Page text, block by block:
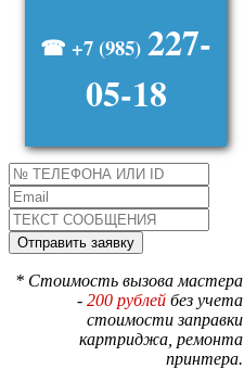
☎ +7 (985) 227-
05-18
* Стоимость вызова мастера
- 200 рублей без учета
стоимости заправки
картриджа, ремонта
принтера.